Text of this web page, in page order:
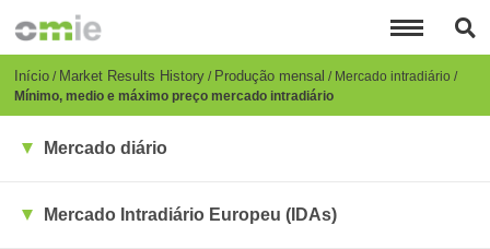
para
conteúdo
principal
Breadcrumb
Início Market Results History Produção mensal
Mercado intradiário
Mínimo, medio e máximo preço mercado intradiário
Mercado diário
Mercado Intradiário Europeu (IDAs)